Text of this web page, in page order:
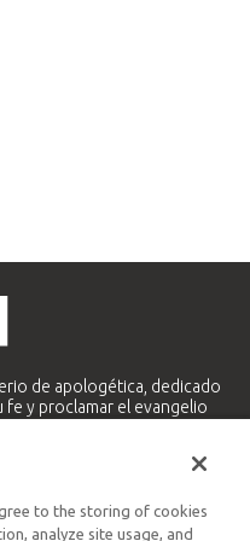
de apologética, dedicado
y proclamar el evangelio
y Latinoamericano
to the storing of cookies
analyze site usage, and